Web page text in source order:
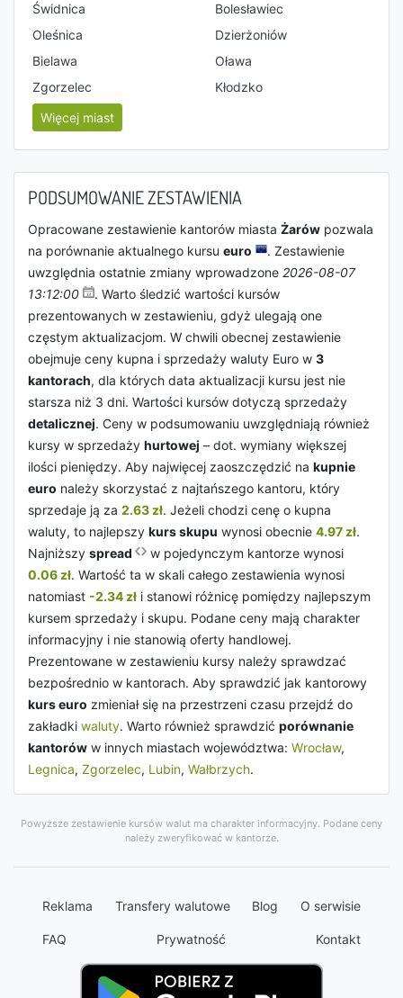
Świdnica
Bolesławiec
Oleśnica
Dzierżoniów
Bielawa
Oława
Zgorzelec
Kłodzko
Więcej miast
PODSUMOWANIE ZESTAWIENIA
Opracowane zestawienie kantorów miasta Żarów pozwala
na porównanie aktualnego kursu euro
. Zestawienie
uwzględnia ostatnie zmiany wprowadzone 2026-08-07
13:12:00
. Warto śledzić wartości kursów
prezentowanych w zestawieniu, gdyż ulegają one
częstym aktualizacjom. W chwili obecnej zestawienie
obejmuje ceny kupna i sprzedaży waluty Euro w 3
kantorach, dla których data aktualizacji kursu jest nie
starsza niż 3 dni. Wartości kursów dotyczą sprzedaży
detalicznej. Ceny w podsumowaniu uwzględniają również
kursy w sprzedaży hurtowej – dot. wymiany większej
ilości pieniędzy. Aby najwięcej zaoszczędzić na kupnie
euro należy skorzystać z najtańszego kantoru, który
sprzedaje ją za 2.63 zł. Jeżeli chodzi cenę o kupna
waluty, to najlepszy kurs skupu wynosi obecnie 4.97 zł.
Najniższy spread
w pojedynczym kantorze wynosi
0.06 zł. Wartość ta w skali całego zestawienia wynosi
natomiast -2.34 zł i stanowi różnicę pomiędzy najlepszym
kursem sprzedaży i skupu. Podane ceny mają charakter
informacyjny i nie stanowią oferty handlowej.
Prezentowane w zestawieniu kursy należy sprawdzać
bezpośrednio w kantorach. Aby sprawdzić jak kantorowy
kurs euro zmieniał się na przestrzeni czasu przejdź do
zakładki waluty. Warto również sprawdzić porównanie
kantorów w innych miastach województwa: Wrocław,
Legnica, Zgorzelec, Lubin, Wałbrzych.
Powyższe zestawienie kursów walut ma charakter informacyjny. Podane ceny
należy zweryfikować w kantorze.
Reklama Transfery walutowe Blog O serwisie
FAQ Prywatność Kontakt